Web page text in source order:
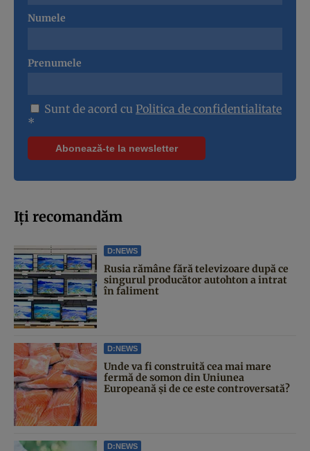
Numele
Prenumele
Sunt de acord cu Politica de confidentialitate
*
Iți recomandăm
D:NEWS
Rusia rămâne fără televizoare după ce
singurul producător autohton a intrat
în faliment
D:NEWS
Unde va fi construită cea mai mare
fermă de somon din Uniunea
Europeană și de ce este controversată?
D:NEWS